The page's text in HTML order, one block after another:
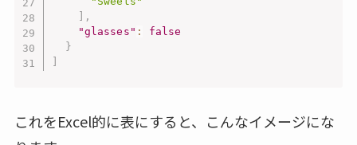
,
"glasses" :
false
}
これをExcel的に表にすると、こんなイメージにな